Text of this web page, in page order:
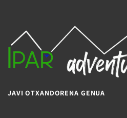
JAVI OTXANDORENA GENUA